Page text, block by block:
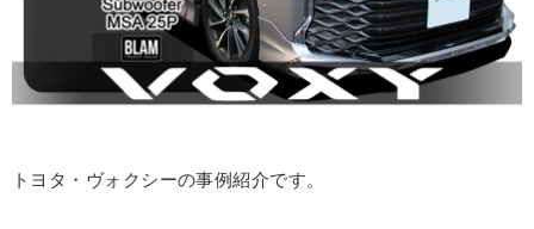
トヨタ・ヴォクシーの事例紹介です。